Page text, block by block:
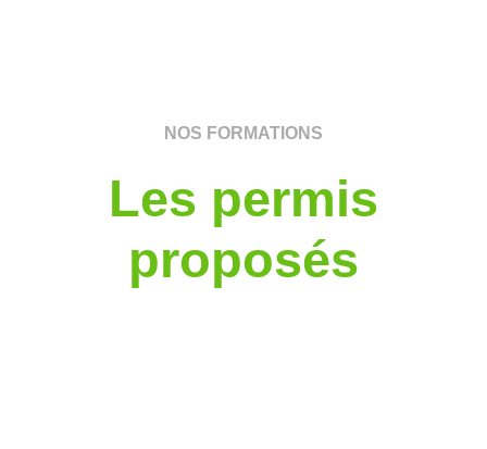
NOS FORMATIONS
Les permis
proposés